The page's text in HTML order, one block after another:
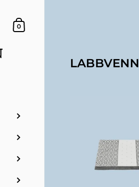
Dein Warenkorb
0
LABBVENN